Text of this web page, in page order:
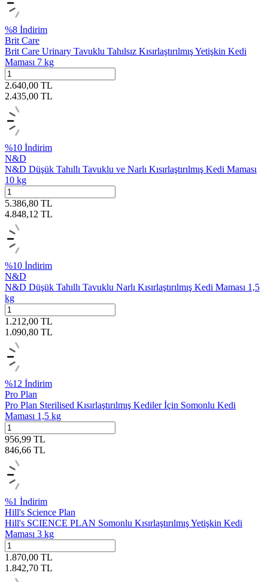
%8 İndirim
Brit Care
Brit Care Urinary Tavuklu Tahılsız Kısırlaştırılmış Yetişkin Kedi
Maması 7 kg
2.640,00 TL
2.435,00 TL
%10 İndirim
N&D
N&D Düşük Tahıllı Tavuklu ve Narlı Kısırlaştırılmış Kedi Maması
10 kg
5.386,80 TL
4.848,12 TL
%10 İndirim
N&D
N&D Düşük Tahıllı Tavuklu Narlı Kısırlaştırılmış Kedi Maması 1,5
kg
1.212,00 TL
1.090,80 TL
%12 İndirim
Pro Plan
Pro Plan Sterilised Kısırlaştırılmış Kediler İçin Somonlu Kedi
Maması 1,5 kg
956,99 TL
846,66 TL
%1 İndirim
Hill's Science Plan
Hill's SCIENCE PLAN Somonlu Kısırlaştırılmış Yetişkin Kedi
Maması 3 kg
1.870,00 TL
1.842,70 TL